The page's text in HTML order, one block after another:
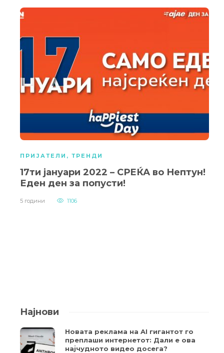
ПРИЈАТЕЛИ , ТРЕНДИ
17ти јануари 2022 – СРЕЌА во Нептун!
Еден ден за попусти!
5 години 1106
Најнови
Новата реклама на AI гигантот го
преплаши интернетот: Дали е ова
најчудното видео досега?